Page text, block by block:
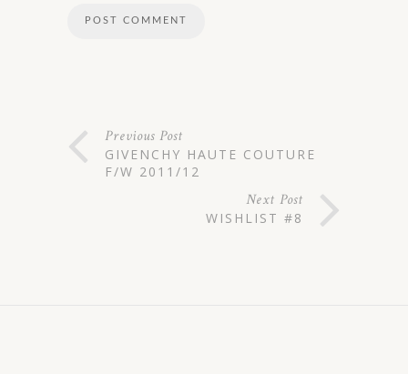
Previous Post
GIVENCHY HAUTE COUTURE
F/W 2011/12
Next Post
WISHLIST #8